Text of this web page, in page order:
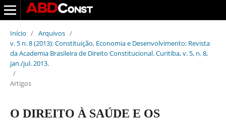
Início / Arquivos /
v. 5 n. 8 (2013): Constituição, Economia e Desenvolvimento: Revista
da Academia Brasileira de Direito Constitucional. Curitiba, v. 5, n. 8,
jan./jul. 2013.
/
Artigos
O DIREITO À SAÚDE E OS